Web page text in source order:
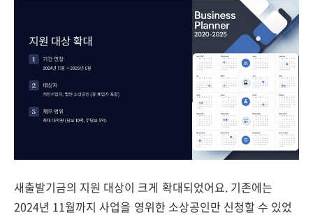
새출발기금의 지원 대상이 크게 확대되었어요. 기존에는
2024년 11월까지 사업을 영위한 소상공인만 신청할 수 있었